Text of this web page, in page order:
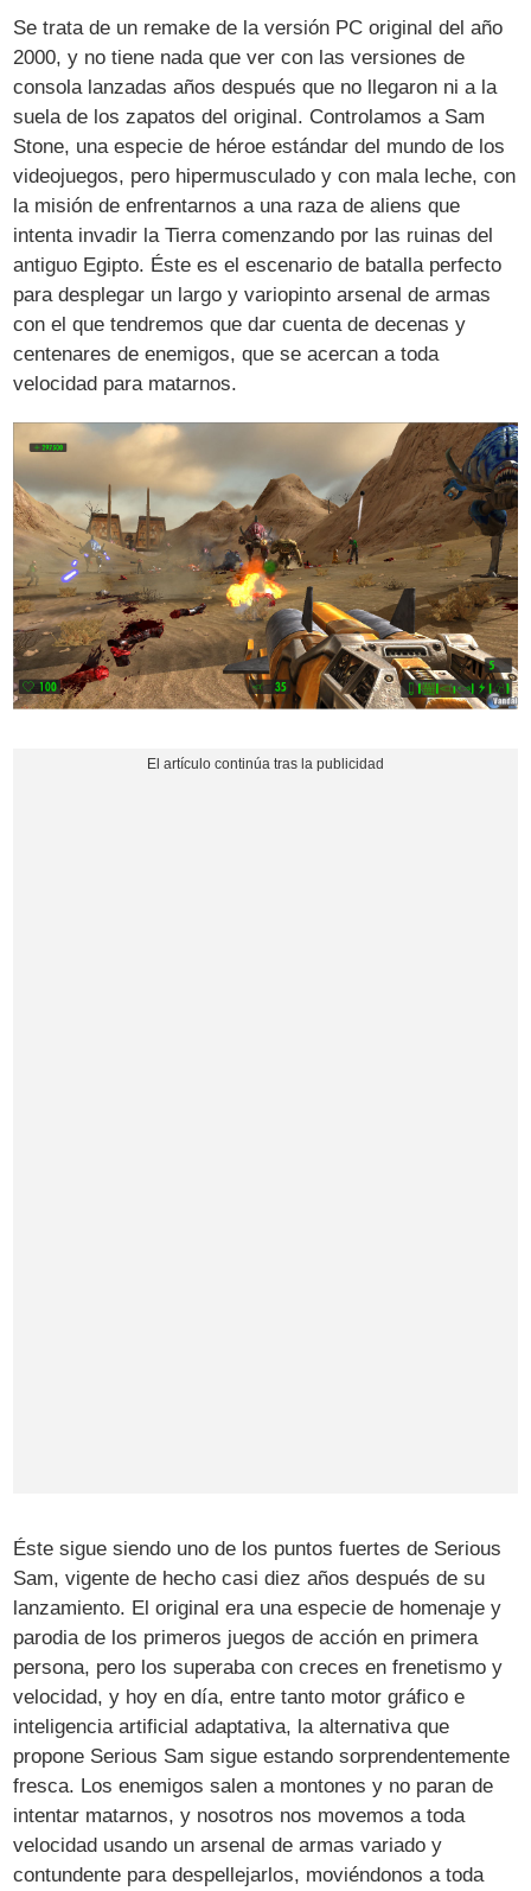
Se trata de un remake de la versión PC original del año
2000, y no tiene nada que ver con las versiones de
consola lanzadas años después que no llegaron ni a la
suela de los zapatos del original. Controlamos a Sam
Stone, una especie de héroe estándar del mundo de los
videojuegos, pero hipermusculado y con mala leche, con
la misión de enfrentarnos a una raza de aliens que
intenta invadir la Tierra comenzando por las ruinas del
antiguo Egipto. Éste es el escenario de batalla perfecto
para desplegar un largo y variopinto arsenal de armas
con el que tendremos que dar cuenta de decenas y
centenares de enemigos, que se acercan a toda
velocidad para matarnos.
Éste sigue siendo uno de los puntos fuertes de Serious
Sam, vigente de hecho casi diez años después de su
lanzamiento. El original era una especie de homenaje y
parodia de los primeros juegos de acción en primera
persona, pero los superaba con creces en frenetismo y
velocidad, y hoy en día, entre tanto motor gráfico e
inteligencia artificial adaptativa, la alternativa que
propone Serious Sam sigue estando sorprendentemente
fresca. Los enemigos salen a montones y no paran de
intentar matarnos, y nosotros nos movemos a toda
velocidad usando un arsenal de armas variado y
contundente para despellejarlos, moviéndonos a toda